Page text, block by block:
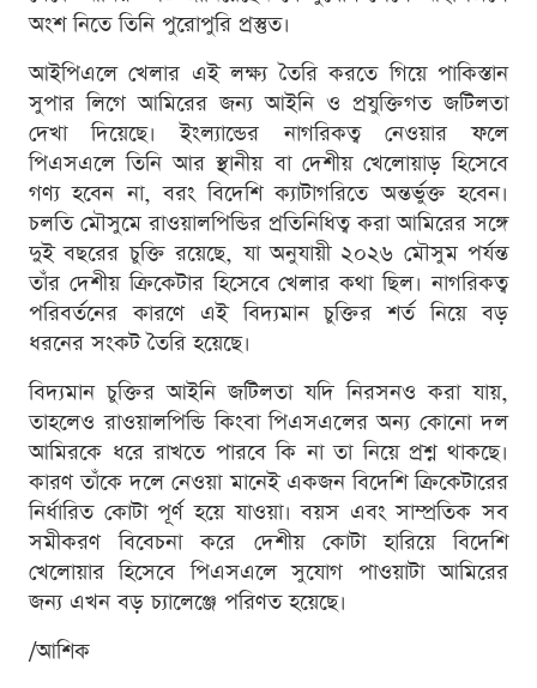
অংশ নিতে তিনি পুরোপুরি প্রস্তুত।
আইপিএলে খেলার এই লক্ষ্য তৈরি করতে গিয়ে পাকিস্তান
সুপার লিগে আমিরের জন্য আইনি ও প্রযুক্তিগত জটিলতা
দেখা দিয়েছে। ইংল্যান্ডের নাগরিকত্ব নেওয়ার ফলে
পিএসএলে তিনি আর স্থানীয় বা দেশীয় খেলোয়াড় হিসেবে
গণ্য হবেন না, বরং বিদেশি ক্যাটাগরিতে অন্তর্ভুক্ত হবেন।
চলতি মৌসুমে রাওয়ালপিন্ডির প্রতিনিধিত্ব করা আমিরের সঙ্গে
দুই বছরের চুক্তি রয়েছে, যা অনুযায়ী ২০২৬ মৌসুম পর্যন্ত
তাঁর দেশীয় ক্রিকেটার হিসেবে খেলার কথা ছিল। নাগরিকত্ব
পরিবর্তনের কারণে এই বিদ্যমান চুক্তির শর্ত নিয়ে বড়
ধরনের সংকট তৈরি হয়েছে।
বিদ্যমান চুক্তির আইনি জটিলতা যদি নিরসনও করা যায়,
তাহলেও রাওয়ালপিন্ডি কিংবা পিএসএলের অন্য কোনো দল
আমিরকে ধরে রাখতে পারবে কি না তা নিয়ে প্রশ্ন থাকছে।
কারণ তাঁকে দলে নেওয়া মানেই একজন বিদেশি ক্রিকেটারের
নির্ধারিত কোটা পূর্ণ হয়ে যাওয়া। বয়স এবং সাম্প্রতিক সব
সমীকরণ বিবেচনা করে দেশীয় কোটা হারিয়ে বিদেশি
খেলোয়ার হিসেবে পিএসএলে সুযোগ পাওয়াটা আমিরের
জন্য এখন বড় চ্যালেঞ্জে পরিণত হয়েছে।
/আশিক